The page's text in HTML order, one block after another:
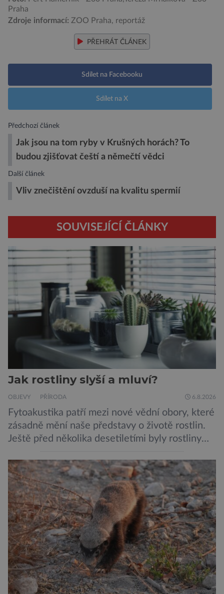
Praha
Zdroje informací: ZOO Praha, reportáž
PŘEHRÁT ČLÁNEK
Sdílet na Facebooku
Sdílet na X
Předchozí článek
Jak jsou na tom ryby v Krušných horách? To
budou zjišťovat čeští a němečtí vědci
Další článek
Vliv znečištění ovzduší na kvalitu spermií
SOUVISEJÍCÍ ČLÁNKY
Jak rostliny slyší a mluví?
OBJEVY PŘÍRODA 6.8.2026
Fytoakustika patří mezi nové vědní obory, které
zásadně mění naše představy o životě rostlin.
Ještě před několika desetiletími byly rostliny
pouze reagují na změny prostředí. Moderní
výzkum však ukazuje, že skutečnost je mnohem
zajímavější. Rostliny totiž dokážou své okolí
vnímat prostřednictvím mechanických podnětů
a samy také vydávají zvuky […]